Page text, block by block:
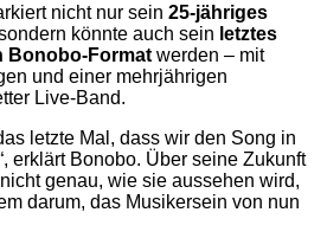
nicht nur sein 25-jähriges
könnte auch sein letztes
Bonobo-Format werden – mit
und einer mehrjährigen
Live-Band.
letzte Mal, dass wir den Song in
erklärt Bonobo. Über seine Zukunft
genau, wie sie aussehen wird,
darum, das Musikersein von nun